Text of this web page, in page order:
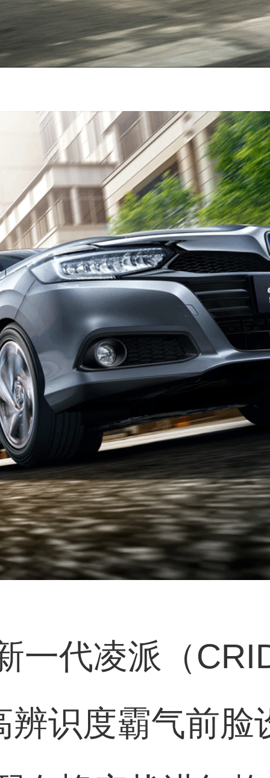
一代凌派（
辨识度霸气前脸